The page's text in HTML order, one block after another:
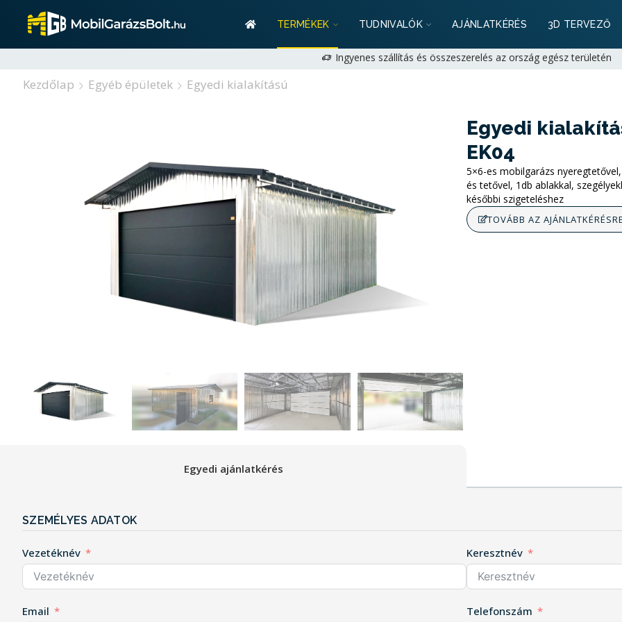
TERMÉKEK TUDNIVALÓK AJÁNLATKÉRÉS 3D TERVEZŐ
Garancia: 2+1 év lehetőség magánszemélyeknek | 1+1 év cégeknek -
Ingyenes szállítás és összeszerelés az ország egész területén
Kezdőlap Egyéb épületek Egyedi kialakítású
Egyedi
EK04
5×6-es mobilgarázs
és tetővel, 1db ablakkal,
későbbi szigeteléshez
TOVÁBB AZ AJÁNLATKÉRÉSRE
Egyedi ajánlatkérés
SZEMÉLYES ADATOK
Vezetéknév Keresztnév
Email
Telefonszám